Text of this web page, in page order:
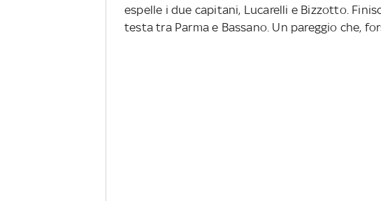
espelle i due capitani, Lucarelli e Bizzotto.
testa tra Parma e Bassano. Un pareggio che,